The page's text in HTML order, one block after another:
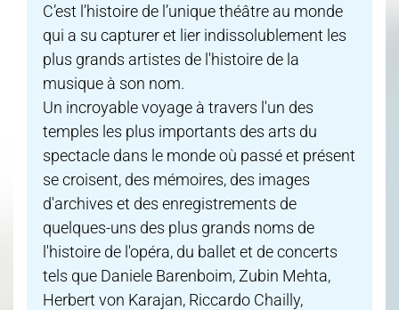
C’est l’histoire de l’unique théâtre au monde
qui a su capturer et lier indissolublement les
plus grands artistes de l'histoire de la
musique à son nom.
Un incroyable voyage à travers l'un des
temples les plus importants des arts du
spectacle dans le monde où passé et présent
se croisent, des mémoires, des images
d'archives et des enregistrements de
quelques-uns des plus grands noms de
l'histoire de l'opéra, du ballet et de concerts
tels que Daniele Barenboim, Zubin Mehta,
Herbert von Karajan, Riccardo Chailly,